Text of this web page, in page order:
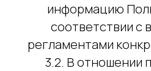
информацию
соответствии с
регламентами
3.2. В отношении